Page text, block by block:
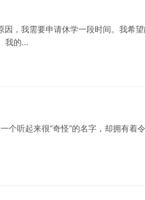
，我需要申请休学一段时间。我希
我的…
个听起来很“奇怪”的名字，却拥有着